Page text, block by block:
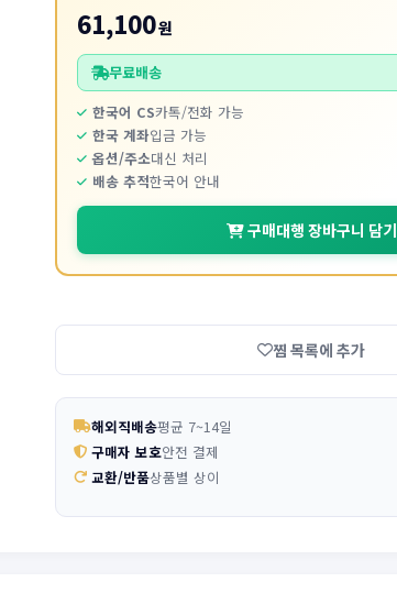
61,100원
무료배송
한국어 CS카톡/전화 가능
한국 계좌입금 가능
옵션/주소대신 처리
배송 추적한국어 안내
구매대행 장바구니 담기
찜 목록에 추가
해외직배송평균 7~14일
구매자 보호안전 결제
교환/반품상품별 상이